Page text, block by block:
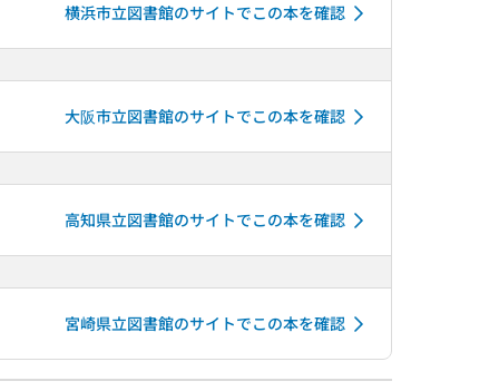
横浜市立図書館のサイトでこの本を確認
大阪市立図書館のサイトでこの本を確認
高知県立図書館のサイトでこの本を確認
宮崎県立図書館のサイトでこの本を確認